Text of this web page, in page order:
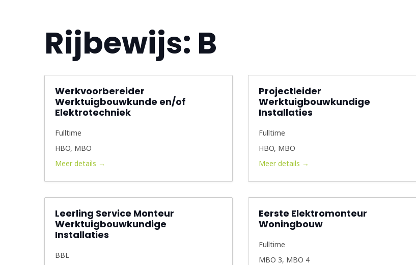
Rijbewijs: B
Werkvoorbereider
Werktuigbouwkunde en/of
Elektrotechniek
Fulltime
HBO MBO
Meer details
Projectleider
Werktuigbouwkundige
Installaties
Fulltime
HBO MBO
Meer details
Leerling Service Monteur
Werktuigbouwkundige
Installaties
BBL
Eerste Elektromonteur
Woningbouw
Fulltime
MBO 3 MBO 4